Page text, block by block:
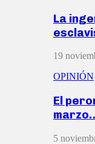
La
19
OPINIÓN
El
5